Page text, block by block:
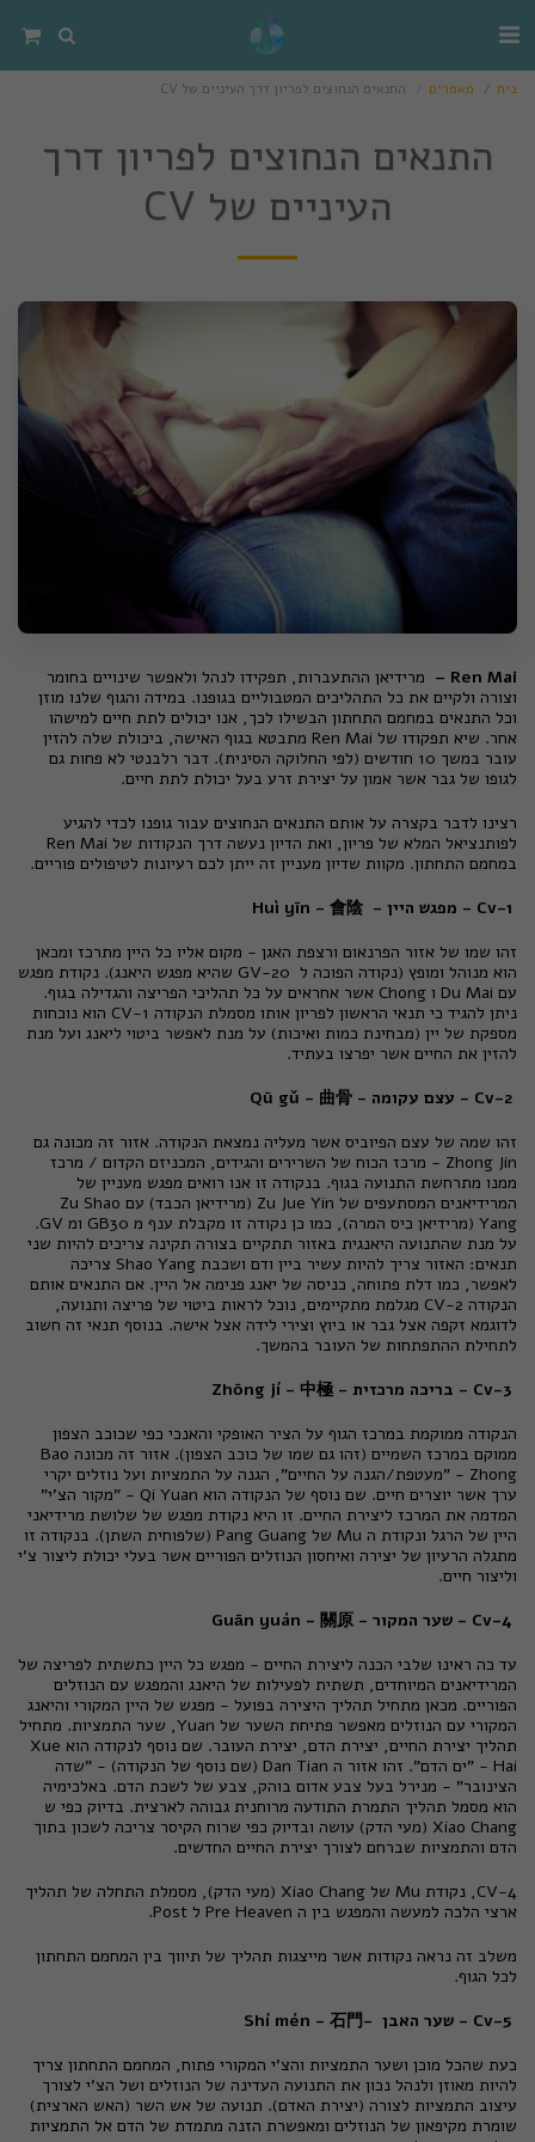
בית מאמרים התנאים הנחוצים לפריון דרך העיניים של CV
התנאים הנחוצים לפריון דרך
העיניים של CV
Ren Mai –
מרידיאן ההתעברות, תפקידו לנהל ולאפשר שינויים בחומר
וצורה ולקיים את כל התהליכים המטבוליים בגופנו. במידה והגוף שלנו מוזן
וכל התנאים במחמם התחתון הבשילו לכך, אנו יכולים לתת חיים למישהו
אחר. שיא תפקודו של Ren Mai מתבטא בגוף האישה, ביכולת שלה להזין
עובר במשך 10 חודשים (לפי החלוקה הסינית). דבר רלבנטי לא פחות גם
לגופו של גבר אשר אמון על יצירת זרע בעל יכולת לתת חיים.
רצינו לדבר בקצרה על אותם התנאים הנחוצים עבור גופנו לכדי להגיע
לפותנציאל המלא של פריון, ואת הדיון נעשה דרך הנקודות של Ren Mai
במחמם התחתון. מקוות שדיון מעניין זה ייתן לכם רעיונות לטיפולים פוריים.
Cv-1 - מפגש היין - Huì yīn - 會陰
זהו שמו של אזור הפרנאום ורצפת האגן - מקום אליו כל היין מתרכז ומכאן
הוא מנוהל ומופץ (נקודה הפוכה ל GV-20 שהיא מפגש היאנג). נקודת מפגש
עם Du Mai
אשר אחראים על כל תהליכי הפריצה והגדילה בגוף.
ניתן להגיד כי תנאי הראשון לפריון אותו מסמלת הנקודה CV-1 הוא נוכחות
מספקת של יין (מבחינת כמות ואיכות) על מנת לאפשר ביטוי ליאנג ועל מנת
להזין את החיים אשר יפרצו
Cv-2 - עצם עקומה - Qū gǔ - 曲骨
זהו שמה של עצם הפיוביס אשר מעליה נמצאת הנקודה. אזור זה מכונה גם
Zhong Jin - מרכז הכוח של השרירים והגידים, המכניזם הקדום / מרכז
ממנו מתרחשת התנועה בגוף. בנקודה זו אנו רואים מפגש מעניין של
המרידיאנים המסתעפים של Zu Jue Yin (מרידיאן הכבד) עם Zu Shao
Yang (מרידיאן כיס המרה), כמו כן נקודה זו מקבלת ענף מ GB30 ומ GV.
על מנת שהתנועה היאנגית באזור תתקיים בצורה תקינה צריכים להיות שני
תנאים: האזור צריך להיות עשיר ביין ודם ושכבת Shao Yang צריכה
לאפשר, כמו דלת פתוחה, כניסה של יאנג פנימה אל היין. אם התנאים אותם
הנקודה CV-2 מגלמת מתקיימים, נוכל לראות ביטוי של פריצה ותנועה,
לדוגמא זקפה אצל גבר או ביוץ וצירי לידה אצל אישה. בנוסף תנאי זה חשוב
לתחילת ההתפתחות של העובר בהמשך.
Cv-3 - בריכה מרכזית - Zhōng jí - 中極
הנקודה ממוקמת במרכז הגוף על הציר האופקי והאנכי כפי שכוכב הצפון
ממוקם במרכז השמיים (זהו גם שמו של כוכב הצפון). אזור זה מכונה Bao
Zhong - "מעטפת/הגנה על החיים", הגנה על התמציות ועל נוזלים יקרי
ערך אשר יוצרים חיים. שם נוסף של הנקודה הוא Qi Yuan - "מקור הצ'י"
המדמה את המרכז ליצירת החיים. זו היא נקודת מפגש של שלושת מרידיאני
היין של הרגל ונקודת ה Mu של Pang Guang (שלפוחית השתן). בנקודה זו
מתגלה הרעיון של יצירה ואיחסון הנוזלים הפוריים אשר בעלי יכולת ליצור צ'י
וליצור חיים.
Cv-4 - שער המקור - Guān yuán - 關原
עד כה ראינו שלבי הכנה ליצירת החיים - מפגש כל היין כתשתית לפריצה של
המרידיאנים המיוחדים, תשתית לפעילות של היאנג והמפגש עם הנוזלים
הפוריים. מכאן מתחיל תהליך היצירה בפועל - מפגש של היין המקורי והיאנג
המקורי עם הנוזלים מאפשר פתיחת השער של Yuan, שער התמציות. מתחיל
תהליך יצירת החיים, יצירת הדם, יצירת העובר. שם נוסף לנקודה הוא Xue
Hai - "ים הדם". זהו אזור ה Dan Tian (שם נוסף של הנקודה) - "שדה
הצינובר" - מנירל בעל צבע אדום בוהק, צבע של לשכת הדם. באלכימיה
הוא מסמל תהליך התמרת התודעה מרוחנית גבוהה לארצית. בדיוק כפי ש
Xiao Chang (מעי הדק) עושה ובדיוק כפי שרוח הקיסר צריכה לשכון בתוך
הדם והתמציות שברחם לצורך יצירת החיים החדשים.
CV-4, נקודת Mu של Xiao Chang (מעי הדק), מסמלת התחלה של תהליך
ארצי הלכה למעשה והמפגש בין ה Pre Heaven ל Post.
משלב זה נראה נקודות אשר מייצגות תהליך של תיווך בין המחמם התחתון
לכל הגוף.
Cv-5 - שער האבן -Shí mén - 石門
כעת שהכל מוכן ושער התמציות והצ'י המקורי פתוח, המחמם התחתון צריך
להיות מאוזן ולנהל נכון את התנועה העדינה של הנוזלים ושל הצ'י לצורך
עיצוב התמציות לצורה (יצירת האדם). תנועה של אש השר (האש הארצית)
שומרת מקיפאון של הנוזלים ומאפשרת הזנה מתמדת של הדם אל התמציות